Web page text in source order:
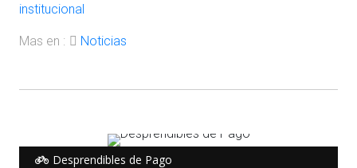
institucional
Mas en : Noticias
Desprendibles de Pago